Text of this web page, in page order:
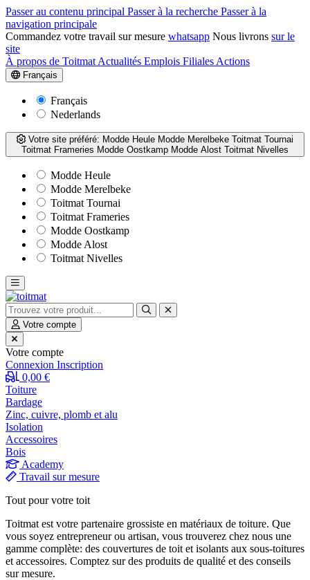
Passer au contenu principal Passer à la recherche Passer à la
navigation principale
Commandez votre travail sur mesure whatsapp Nous livrons sur le
site
À propos de Toitmat Actualités Emplois Filiales Actions
Français
Français
Nederlands
Votre site préféré: Modde Heule Modde Merelbeke Toitmat Tournai
Toitmat Frameries Modde Oostkamp Modde Alost Toitmat Nivelles
Modde Heule
Modde Merelbeke
Toitmat Tournai
Toitmat Frameries
Modde Oostkamp
Modde Alost
Toitmat Nivelles
Votre compte
Votre compte
Connexion Inscription
0,00 €
Toiture
Bardage
Zinc, cuivre, plomb et alu
Isolation
Accessoires
Bois
Academy
Travail sur mesure
Tout pour votre toit
Toitmat est votre partenaire grossiste en matériaux de toiture. Que
vous soyez entrepreneur ou artisan, vous trouverez chez nous une
gamme complète: des couvertures de toit et isolants aux sous-toitures
et accessoires. Comptez sur des produits de qualité et des conseils
sur mesure.